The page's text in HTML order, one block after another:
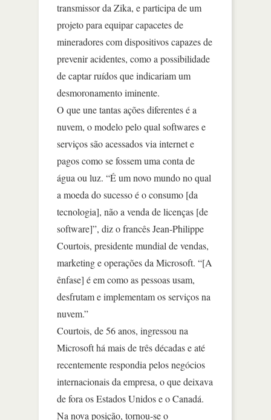
transmissor da Zika, e participa de um
projeto para equipar capacetes de
mineradores com dispositivos capazes de
prevenir acidentes, como a possibilidade
de captar ruídos que indicariam um
desmoronamento iminente.
O que une tantas ações diferentes é a
nuvem, o modelo pelo qual softwares e
serviços são acessados via internet e
pagos como se fossem uma conta de
água ou luz. “É um novo mundo no qual
a moeda do sucesso é o consumo [da
tecnologia], não a venda de licenças [de
software]”, diz o francês Jean-Philippe
Courtois, presidente mundial de vendas,
marketing e operações da Microsoft. “[A
ênfase] é em como as pessoas usam,
desfrutam e implementam os serviços na
nuvem.”
Courtois, de 56 anos, ingressou na
Microsoft há mais de três décadas e até
recentemente respondia pelos negócios
internacionais da empresa, o que deixava
de fora os Estados Unidos e o Canadá.
Na nova posição, tornou-se o